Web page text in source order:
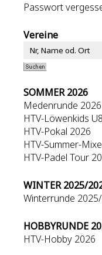
Passwort
Vereine
SOMMER 2026
Medenrunde 2026
HTV-Löwenkids
HTV-Pokal 2026
HTV-Summer-
HTV-Padel Tour
WINTER 2025/
Winterrunde
HOBBYRUNDE
HTV-Hobby 2026